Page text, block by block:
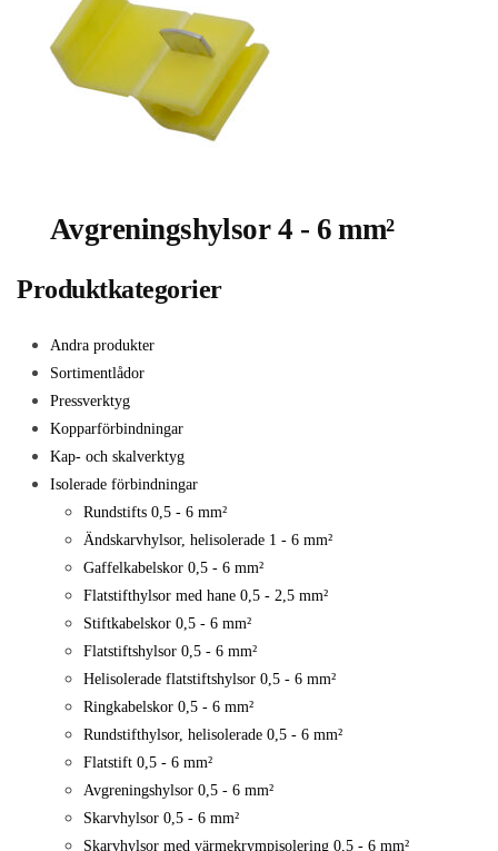
Avgreningshylsor 4 - 6 mm²
Produktkategorier
Andra produkter
Sortimentlådor
Pressverktyg
Kopparförbindningar
Kap- och skalverktyg
Isolerade förbindningar
Rundstifts 0,5 - 6 mm²
Ändskarvhylsor, helisolerade 1 - 6 mm²
Gaffelkabelskor 0,5 - 6 mm²
Flatstifthylsor med hane 0,5 - 2,5 mm²
Stiftkabelskor 0,5 - 6 mm²
Flatstiftshylsor 0,5 - 6 mm²
Helisolerade flatstiftshylsor 0,5 - 6 mm²
Ringkabelskor 0,5 - 6 mm²
Rundstifthylsor, helisolerade 0,5 - 6 mm²
Flatstift 0,5 - 6 mm²
Avgreningshylsor 0,5 - 6 mm²
Skarvhylsor 0,5 - 6 mm²
Skarvhylsor med värmekrympisolering 0,5 - 6 mm²